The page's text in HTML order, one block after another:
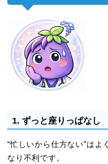
1. ずっと座りっぱなし
“忙しいから仕方ない”は
なり不利です。